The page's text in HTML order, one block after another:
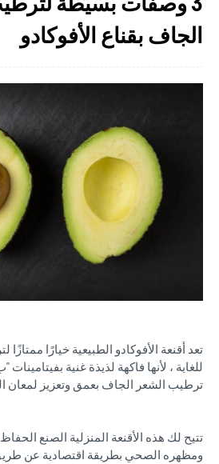
الجاف بقناع الأفوكادو
تعد أقنعة الأفوكادو الطبيعية خيارًا
للغاية ، لأنها فاكهة لذيذة غنية
ترطيب الشعر الجاف بعمق وتعزيز لمعان
تتيح لك هذه الأقنعة المنزلية الصنع
ومظهره الصحي بطريقة اقتصادية عن